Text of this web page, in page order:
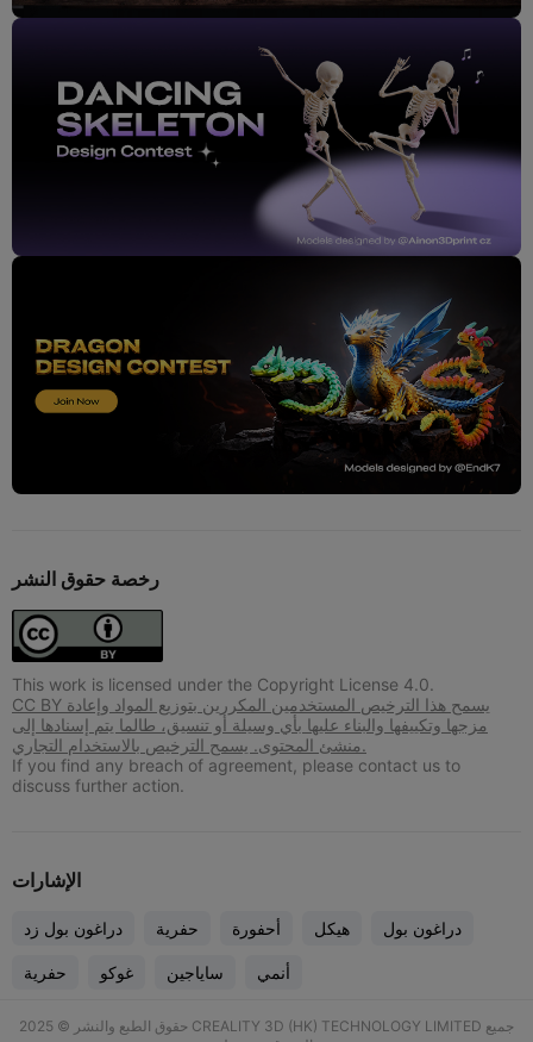
رخصة حقوق النشر
This work is licensed under the Copyright License 4.0.
CC BY يسمح هذا الترخيص المستخدمين المكررين بتوزيع المواد وإعادة
مزجها وتكييفها والبناء عليها بأي وسيلة أو تنسيق، طالما يتم إسنادها إلى
منشئ المحتوى. يسمح الترخيص بالاستخدام التجاري.
If you find any breach of agreement, please contact us to
discuss further action.
الإشارات
دراغون بول زد حفرية أحفورة هيكل دراغون بول
حفرية غوكو ساياجين أنمي
حقوق الطبع والنشر © 2025 CREALITY 3D (HK) TECHNOLOGY LIMITED جميع